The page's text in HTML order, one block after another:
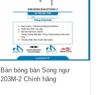
Bàn bóng bàn Song ngư
203M-2 Chính hãng